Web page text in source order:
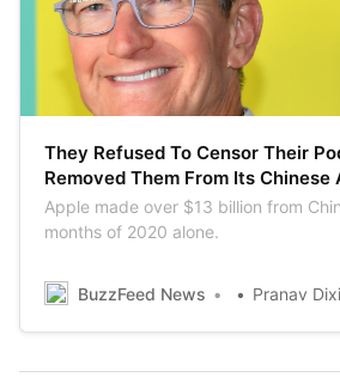
They Refused To Censor Their
Removed Them From Its Chinese
Apple made over $13 billion from
months of 2020 alone.
BuzzFeed News Pranav